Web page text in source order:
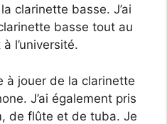
clarinette basse. J’ai
basse tout au
l’université.
à jouer de la clarinette
J’ai également pris
de flûte et de tuba. Je